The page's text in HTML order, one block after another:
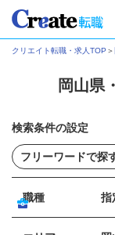
クリエイト転職・求人TOP ＞
岡山県
検索条件の設定
職種 指